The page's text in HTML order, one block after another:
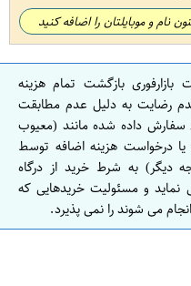
نام و موبایلتان را اضافه کنید
بازگشت تمام هزینه
رضایت به دلیل عدم مطابقت
سفارش داده شده مانند (معیوب
درخواست هزینه اضافه توسط
دیگر) به شرط خرید از درگاه
و مسئولیت خریدهایی که
می شوند را نمی پذیرد.